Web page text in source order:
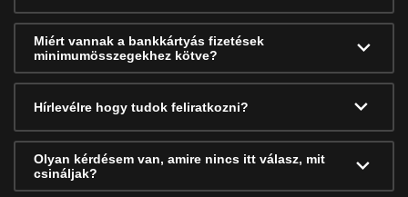
Miért vannak a bankkártyás fizetések
minimumösszegekhez kötve?
Hírlevélre hogy tudok feliratkozni?
Olyan kérdésem van, amire nincs itt válasz, mit
csináljak?